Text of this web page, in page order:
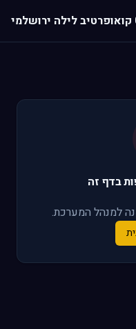
בדף זה
למנהל המערכת.